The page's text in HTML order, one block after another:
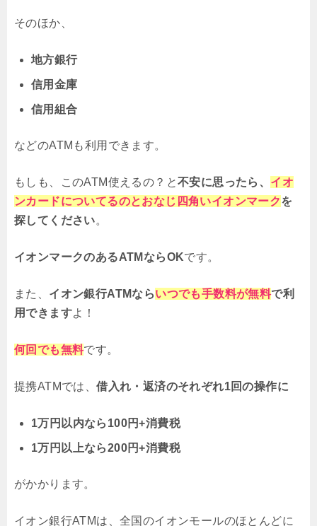
そのほか、
地方銀行
信用金庫
信用組合
などのATMも利用できます。
もしも、このATM使えるの？と不安に思ったら、 イオ
ンカードについてるのとおなじ四角いイオンマークを
探してください。
イオンマークのあるATMならOKです。
また、 イオン銀行ATMならいつでも手数料が無料で利
用できますよ！
何回でも無料です。
提携ATMでは、借入れ・返済のそれぞれ1回の操作に
1万円以内なら100円+消費税
1万円以上なら200円+消費税
がかかります。
イオン銀行ATMは、全国のイオンモールのほとんどに